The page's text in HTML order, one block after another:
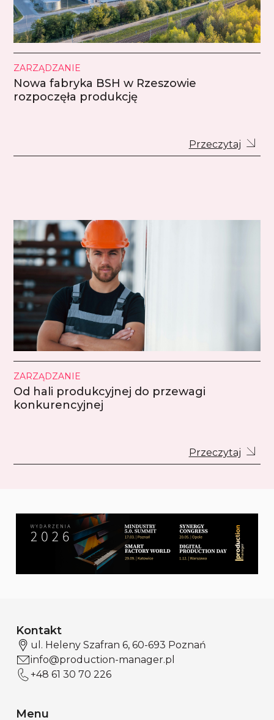
ZARZĄDZANIE
Nowa fabryka BSH w Rzeszowie
rozpoczęła produkcję
Przeczytaj
ZARZĄDZANIE
Od hali produkcyjnej do przewagi
konkurencyjnej
Przeczytaj
Kontakt
ul. Heleny Szafran 6, 60-693 Poznań
info@production-manager.pl
+48 61 30 70 226
Menu